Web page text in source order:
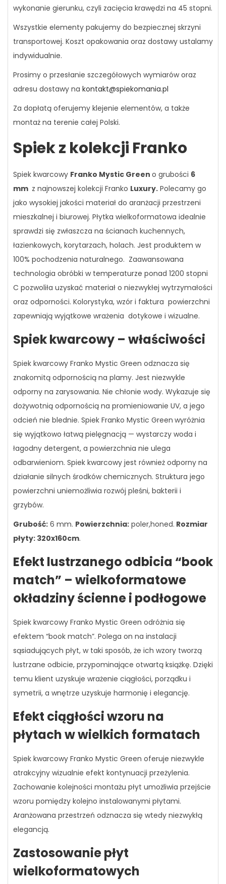
wykonanie gierunku, czyli zacięcia krawędzi na 45 stopni.
Wszystkie elementy pakujemy do bezpiecznej skrzyni
transportowej. Koszt opakowania oraz dostawy ustalamy
indywidualnie.
Prosimy o przesłanie szczegółowych wymiarów oraz
adresu dostawy na kontakt@spiekomania.pl
Za dopłatą oferujemy klejenie elementów, a także
montaż na terenie całej Polski.
Spiek z kolekcji Franko
Spiek kwarcowy Franko Mystic Green o grubości 6
mm z najnowszej kolekcji Franko Luxury. Polecamy go
jako wysokiej jakości materiał do aranżacji przestrzeni
mieszkalnej i biurowej. Płytka wielkoformatowa idealnie
sprawdzi się zwłaszcza na ścianach kuchennych,
łazienkowych, korytarzach, holach. Jest produktem w
100% pochodzenia naturalnego. Zaawansowana
technologia obróbki w temperaturze ponad 1200 stopni
C pozwoliła uzyskać materiał o niezwykłej wytrzymałości
oraz odporności. Kolorystyka, wzór i faktura powierzchni
zapewniają wyjątkowe wrażenia dotykowe i wizualne.
Spiek kwarcowy – właściwości
Spiek kwarcowy Franko Mystic Green odznacza się
znakomitą odpornością na plamy. Jest niezwykle
odporny na zarysowania. Nie chłonie wody. Wykazuje się
dożywotnią odpornością na promieniowanie UV, a jego
odcień nie blednie. Spiek Franko Mystic Green wyróżnia
się wyjątkowo łatwą pielęgnacją — wystarczy woda i
łagodny detergent, a powierzchnia nie ulega
odbarwieniom. Spiek kwarcowy jest również odporny na
działanie silnych środków chemicznych. Struktura jego
powierzchni uniemożliwia rozwój pleśni, bakterii i
grzybów.
Grubość: 6 mm. Powierzchnia: poler,honed. Rozmiar
płyty: 320x160cm.
Efekt lustrzanego odbicia “book
match” – wielkoformatowe
okładziny ścienne i podłogowe
Spiek kwarcowy Franko Mystic Green odróżnia się
efektem “book match”. Polega on na instalacji
sąsiadujących płyt, w taki sposób, że ich wzory tworzą
lustrzane odbicie, przypominające otwartą książkę. Dzięki
temu klient uzyskuje wrażenie ciągłości, porządku i
symetrii, a wnętrze uzyskuje harmonię i elegancję.
Efekt ciągłości wzoru na
płytach w wielkich formatach
Spiek kwarcowy Franko Mystic Green oferuje niezwykle
atrakcyjny wizualnie efekt kontynuacji przeżylenia.
Zachowanie kolejności montażu płyt umożliwia przejście
wzoru pomiędzy kolejno instalowanymi płytami.
Aranżowana przestrzeń odznacza się wtedy niezwykłą
elegancją.
Zastosowanie płyt
wielkoformatowych